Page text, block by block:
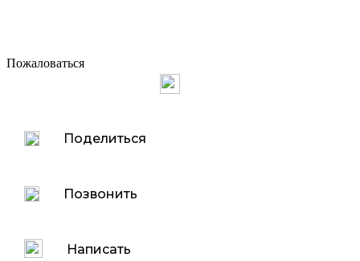
Пожаловаться
Поделиться
Позвонить
Написать